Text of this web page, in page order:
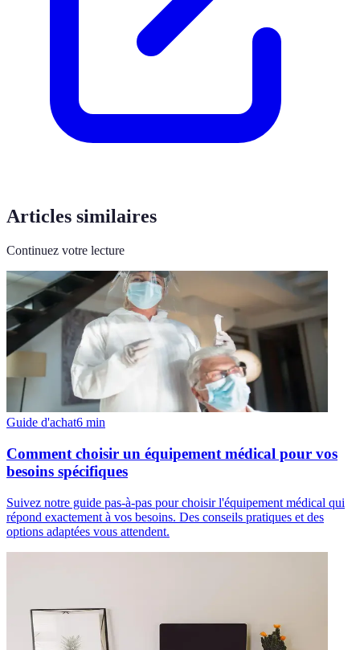
Articles similaires
Continuez votre lecture
Guide d'achat6 min
Comment choisir un équipement médical pour vos
besoins spécifiques
Suivez notre guide pas-à-pas pour choisir l'équipement médical qui
répond exactement à vos besoins. Des conseils pratiques et des
options adaptées vous attendent.